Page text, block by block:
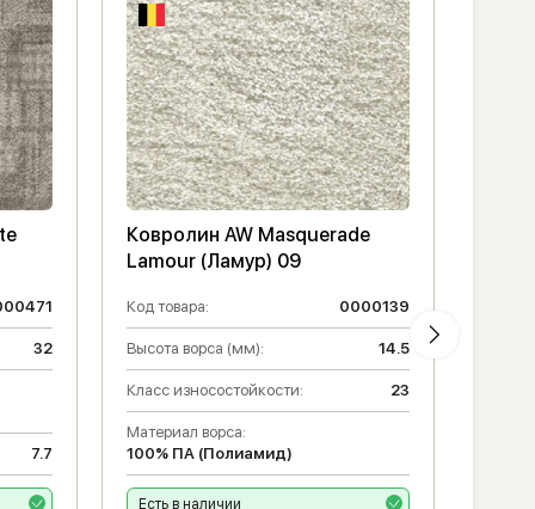
32
7.7
Ковролин AW Masquerade
Lamour (Ламур) 09
Код товара: 0000139
Высота ворса (мм): 14.5
Класс износостойкости: 23
Материал ворса:
100% ПА (Полиамид)
Есть в наличии